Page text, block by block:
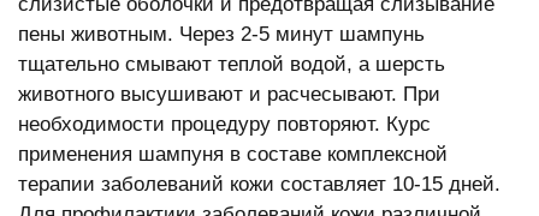
пены животным. Через 2-5 минут шампунь
тщательно смывают теплой водой, а шерсть
животного высушивают и расчесывают. При
необходимости процедуру повторяют. Курс
применения шампуня в составе комплексной
терапии заболеваний кожи составляет 10-15 дней.